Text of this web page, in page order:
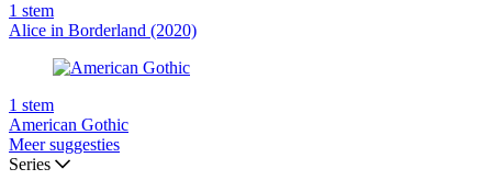
1 stem
Alice in Borderland (2020)
1 stem
American Gothic
Meer suggesties
Series